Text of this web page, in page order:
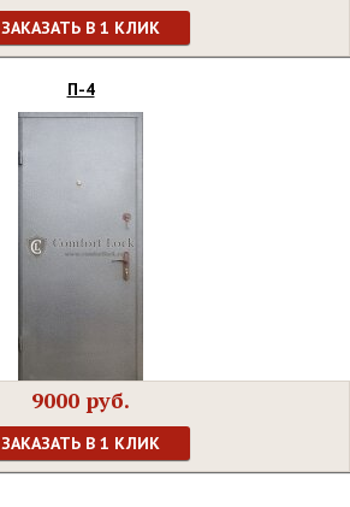
ЗАКАЗАТЬ В 1 КЛИК
П-4
9000 руб.
ЗАКАЗАТЬ В 1 КЛИК